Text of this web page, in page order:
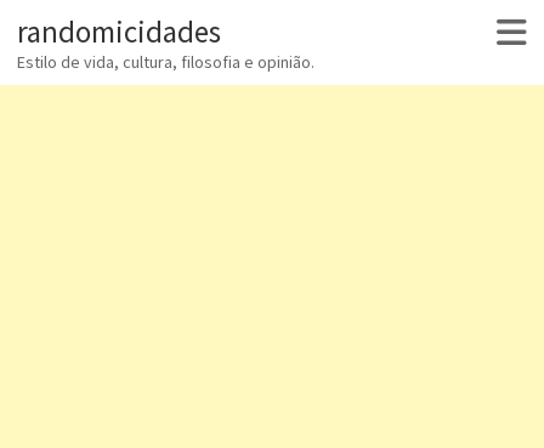
randomicidades
Estilo de vida, cultura, filosofia e opinião.